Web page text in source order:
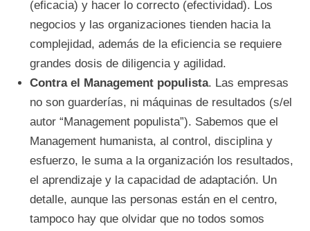
(eficacia) y hacer lo correcto (efectividad). Los
negocios y las organizaciones tienden hacia la
complejidad, además de la eficiencia se requiere
grandes dosis de diligencia y agilidad.
Contra el Management populista. Las empresas
no son guarderías, ni máquinas de resultados (s/el
autor “Management populista”). Sabemos que el
Management humanista, al control, disciplina y
esfuerzo, le suma a la organización los resultados,
el aprendizaje y la capacidad de adaptación. Un
detalle, aunque las personas están en el centro,
tampoco hay que olvidar que no todos somos